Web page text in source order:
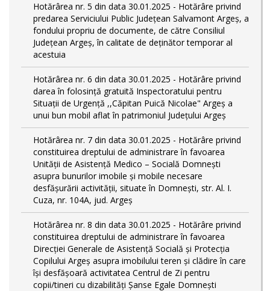
Hotărârea nr. 5 din data 30.01.2025 - Hotărâre privind
predarea Serviciului Public Județean Salvamont Argeș, a
fondului propriu de documente, de către Consiliul
Județean Argeș, în calitate de deținător temporar al
acestuia
Hotărârea nr. 6 din data 30.01.2025 - Hotărâre privind
darea în folosință gratuită Inspectoratului pentru
Situații de Urgență ,,Căpitan Puică Nicolae" Argeș a
unui bun mobil aflat în patrimoniul Județului Argeș
Hotărârea nr. 7 din data 30.01.2025 - Hotărâre privind
constituirea dreptului de administrare în favoarea
Unității de Asistență Medico – Socială Domnești
asupra bunurilor imobile și mobile necesare
desfășurării activității, situate în Domnești, str. Al. I.
Cuza, nr. 104A, jud. Argeș
Hotărârea nr. 8 din data 30.01.2025 - Hotărâre privind
constituirea dreptului de administrare în favoarea
Direcției Generale de Asistență Socială și Protecția
Copilului Argeș asupra imobilului teren și clădire în care
își desfășoară activitatea Centrul de Zi pentru
copii/tineri cu dizabilități Șanse Egale Domnești